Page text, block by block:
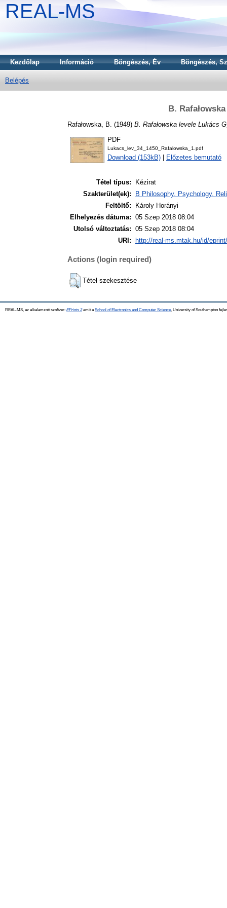
REAL-MS
Kezdőlap Információ Böngészés, Év Böngészés,
Belépés
B.
Rafałowska, B. (1949) B. Rafałowska levele Lukács
PDF
Lukacs_lev_34_1450_Rafalowska_1.pdf
Download (153kB) Előzetes bemutató
Tétel típus:
Kézirat
Szakterület(ek):
B Philosophy. Psychology.
Feltöltő:
Károly Horányi
Elhelyezés dátuma: 05 Szep 2018 08:04
Utolsó változtatás: 05 Szep 2018 08:04
URI:
http://real-ms.mtak.hu/id/
Actions (login required)
Tétel szekesztése
REAL-MS, az alkalamzott szoftver: EPrints 3amit a School of Electronics and Computer Science , University of Southampton